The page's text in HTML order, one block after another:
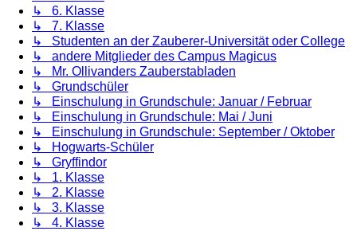
↳ 6. Klasse
↳ 7. Klasse
↳ Studenten an der Zauberer-Universität oder College
↳ andere Mitglieder des Campus Magicus
↳ Mr. Ollivanders Zauberstabladen
↳ Grundschüler
↳ Einschulung in Grundschule: Januar / Februar
↳ Einschulung in Grundschule: Mai / Juni
↳ Einschulung in Grundschule: September / Oktober
↳ Hogwarts-Schüler
↳ Gryffindor
↳ 1. Klasse
↳ 2. Klasse
↳ 3. Klasse
↳ 4. Klasse